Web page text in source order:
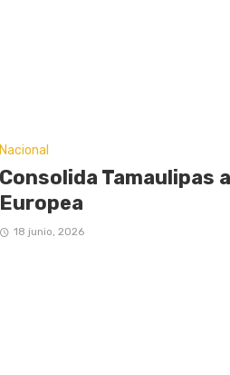
Nacional
Consolida Tamaulipas
Europea
18 junio, 2026